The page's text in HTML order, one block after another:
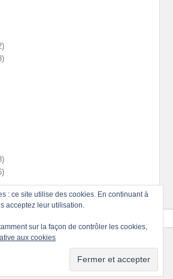
Tous droits réservés.
Thèmes Catch
: ce site utilise des cookies. En continuant à
acceptez leur utilisation.
sur la façon de contrôler les cookies,
aux cookies